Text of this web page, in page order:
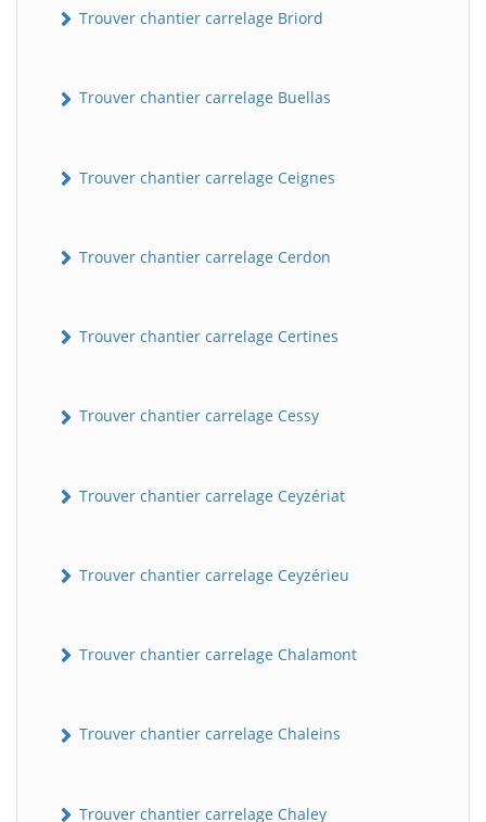
Trouver chantier carrelage Briord
Trouver chantier carrelage Buellas
Trouver chantier carrelage Ceignes
Trouver chantier carrelage Cerdon
Trouver chantier carrelage Certines
Trouver chantier carrelage Cessy
Trouver chantier carrelage Ceyzériat
Trouver chantier carrelage Ceyzérieu
Trouver chantier carrelage Chalamont
Trouver chantier carrelage Chaleins
Trouver chantier carrelage Chaley